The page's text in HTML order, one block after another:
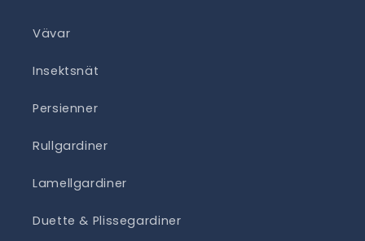
Vävar
Insektsnät
Persienner
Rullgardiner
Lamellgardiner
Duette & Plissegardiner